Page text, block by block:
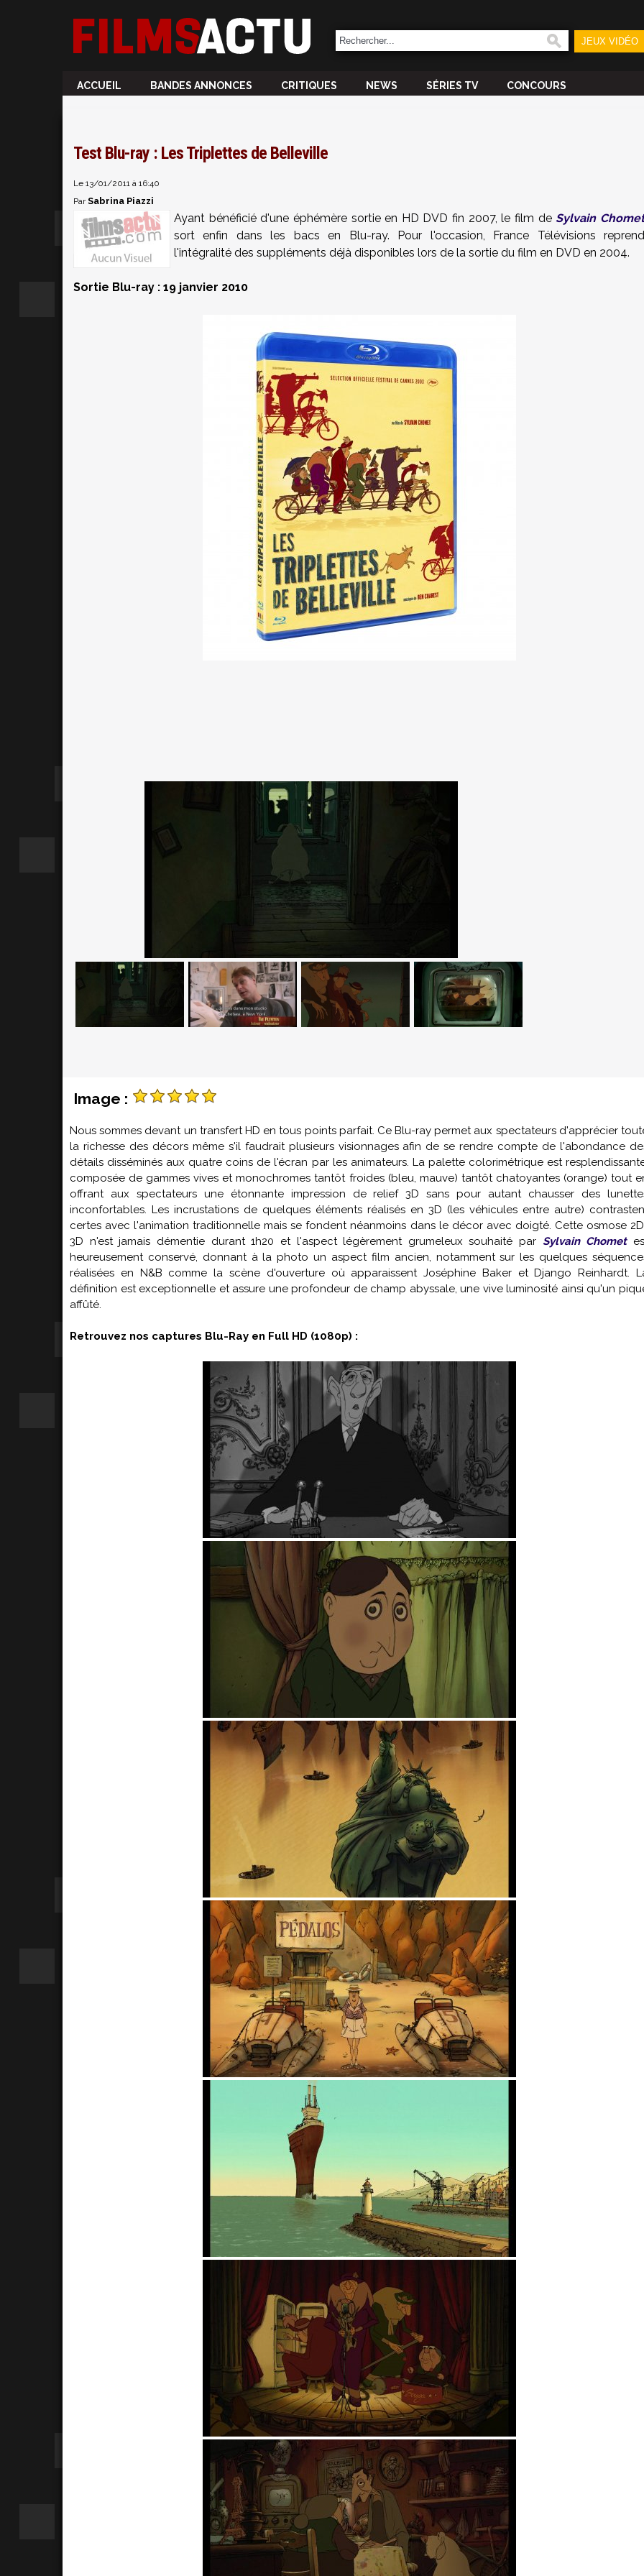
JEUX VIDÉO
ACCUEIL BANDES ANNONCES CRITIQUES NEWS SÉRIES TV CONCOURS
Test Blu-ray : Les Triplettes de Belleville
Le 13/01/2011 à 16:40
ParSabrina Piazzi
Ayant bénéficié d'une éphémère sortie en HD DVD fin 2007, le film deSylvain
sort enfin dans les bacs en Blu-ray. Pour l'occasion, France Télévisions reprend
l'intégralité des suppléments déjà disponibles lors de la sortie du film en DVD en 2004.
Sortie Blu-ray : 19 janvier 2010
Image :
Nous sommes devant un transfert HD en tous points parfait. Ce Blu-ray permet aux spectateurs d'apprécier
la richesse des décors même s'il faudrait plusieurs visionnages afin de se rendre compte de l'abondance
détails disséminés aux quatre coins de l'écran par les animateurs. La palette colorimétrique est
composée de gammes vives et monochromes tantôt froides (bleu, mauve) tantôt chatoyantes (orange) tout
offrant aux spectateurs une étonnante impression de relief 3D sans pour autant chausser des
inconfortables. Les incrustations de quelques éléments réalisés en 3D (les véhicules entre autre)
certes avec l'animation traditionnelle mais se fondent néanmoins dans le décor avec doigté. Cette osmose
3D n'est jamais démentie durant 1h20 et l'aspect légèrement grumeleux souhaité par Sylvain Chomet
heureusement conservé, donnant à la photo un aspect film ancien, notamment sur les quelques
réalisées en N&B comme la scène d'ouverture où apparaissent Joséphine Baker et Django Reinhardt.
définition est exceptionnelle et assure une profondeur de champ abyssale, une vive luminosité ainsi qu'un
affûté.
Retrouvez nos captures Blu-Ray en Full HD (1080p) :